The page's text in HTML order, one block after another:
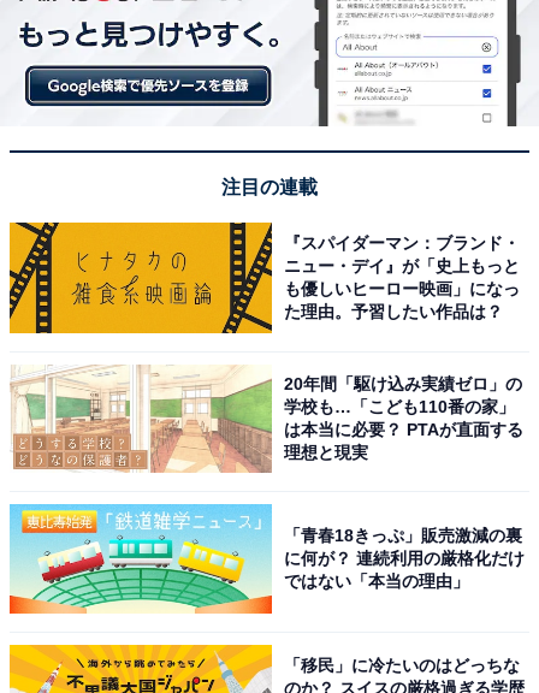
秩父駅や西武秩父駅からの無料シャトルバスがある
ので車なしで気軽に来られます。レストランの秩父
産食材を使ったメニューも美味しく、一日ゆっくり
と過ごせる施設です。
楽天トラベルで埼玉県の施設を見る
次ページ
セスや料金情報も見る
注目の連載
『スパイダーマン：ブランド・
ニュー・デイ』が「史上もっと
も優しいヒーロー映画」になっ
た理由。予習したい作品は？
20年間「駆け込み実績ゼロ」の
学校も…「こども110番の家」
は本当に必要？ PTAが直面する
理想と現実
「青春18きっぷ」販売激減の裏
に何が？ 連続利用の厳格化だけ
ではない「本当の理由」
「移民」に冷たいのはどっちな
のか？ スイスの厳格過ぎる学歴